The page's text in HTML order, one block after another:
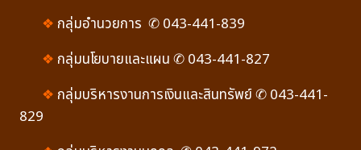
❖ กลุ่มอำนวยการ ✆ 043-441-839
❖ กลุ่มนโยบายและแผน ✆ 043-441-827
❖ กลุ่มบริหารงานการเงินและสินทรัพย์ ✆ 043-441-
829